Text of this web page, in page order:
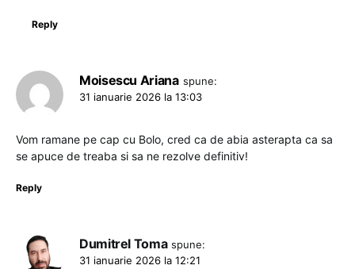
Reply
Moisescu Ariana spune:
31 ianuarie 2026 la 13:03
Vom ramane pe cap cu Bolo, cred ca de abia asterapta ca sa
se apuce de treaba si sa ne rezolve definitiv!
Reply
Dumitrel Toma spune:
31 ianuarie 2026 la 12:21